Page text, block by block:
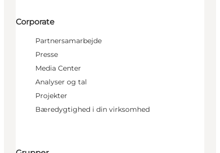
Corporate
Partnersamarbejde
Presse
Media Center
Analyser og tal
Projekter
Bæredygtighed i din virksomhed